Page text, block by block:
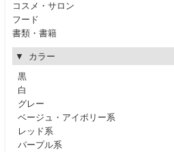
コスメ・サロン
フード
書類・書籍
カラー
黒
白
グレー
ベージュ・アイボリー系
レッド系
パープル系